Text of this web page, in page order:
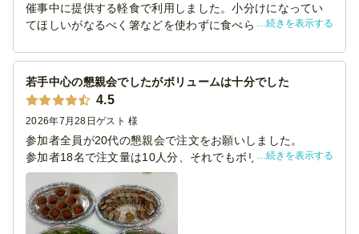
催事中に提供する軽食で利用しました。小分けになってい
てほしいがなるべく箸などを使わずに食べられるように、
らのフィンガーフードコースに決めました。
お値段のわりに量が多くて見栄えもよく美味しかったの
で、また利用するかもしれません。コスパいいです！
続きを表示する
若手中心の懇親会でしたがボリュームは十分でした
4.5
2026年7月28日 ゲスト 様
参加者全員が20代の懇親会で注文をお願いしました。
参加者18名で注文量は10人分、それでもボリューム的には
全く問題ありませんでした（むしろ少し残してしまい申し
訳ございませんでした）
フィンガータイプで食べやすいのも高評価、またリピート
したいと思います。
続きを表示する